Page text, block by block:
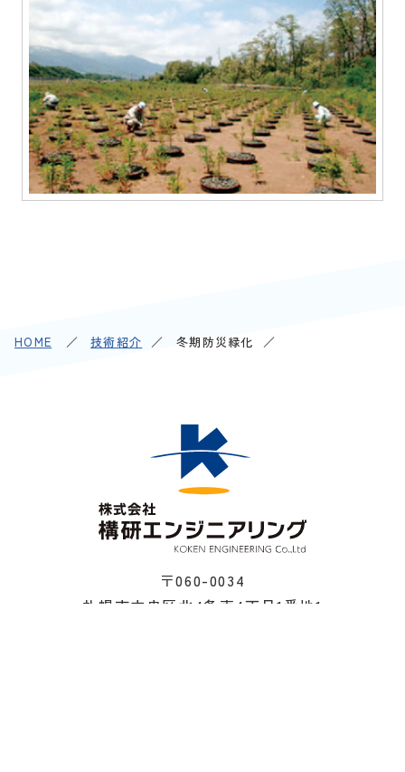
HOME 技術紹介 冬期防災緑化
〒060-0034
札幌市中央区北4条東4丁目1番地1